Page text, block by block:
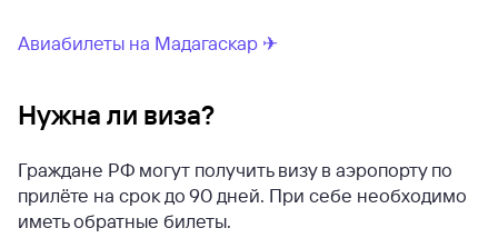
Авиабилеты на Мадагаскар ✈
Нужна ли виза?
Граждане РФ могут получить визу в аэропорту по
прилёте на срок до 90 дней. При себе необходимо
иметь обратные билеты.